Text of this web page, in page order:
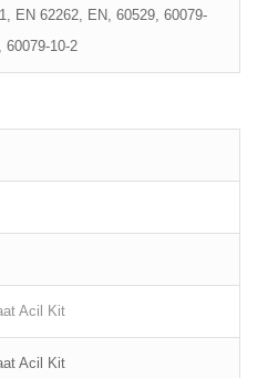
EN 62262, EN, 60529, 60079-
60079-10-2
Acil Kit
Acil Kit